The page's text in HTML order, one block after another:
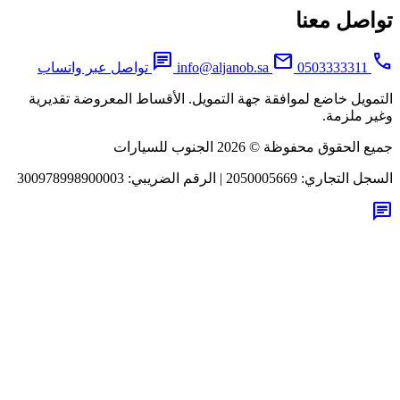
معنا
0503333311
mail
info@aljanob.sa
chatتواصل عبر واتساب
خاضع لموافقة جهة التمويل. الأقساط المعروضة تقديرية
ملزمة.
محفوظة © 2026 الجنوب للسيارات
التجاري:2050005669
| الرقم الضريبي: 300978998900003